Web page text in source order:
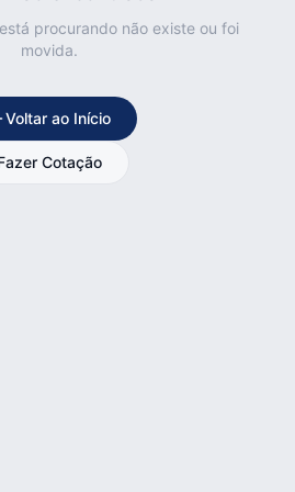
procurando não existe ou foi
movida.
Voltar ao Início
Cotação